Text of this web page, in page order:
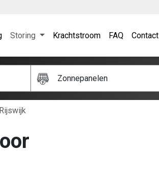
Storing Krachtstroom FAQ Contact
Zonnepanelen
Rijswijk